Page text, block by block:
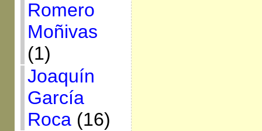
Romero
Moñivas
(1)
Joaquín
García
Roca(16)